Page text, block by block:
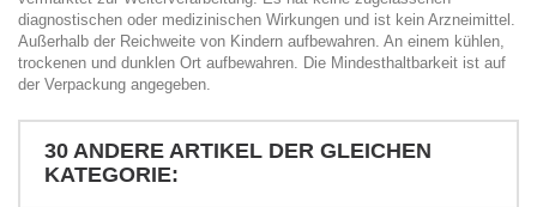
diagnostischen oder medizinischen Wirkungen und ist kein Arzneimittel.
Außerhalb der Reichweite von Kindern aufbewahren. An einem kühlen,
trockenen und dunklen Ort aufbewahren. Die Mindesthaltbarkeit ist auf
der Verpackung angegeben.
30 ANDERE ARTIKEL DER GLEICHEN
KATEGORIE: